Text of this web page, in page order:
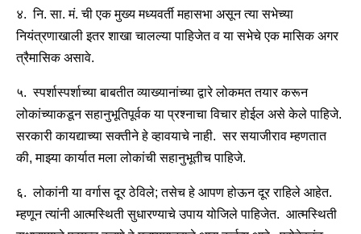
४. नि. सा. मं. ची एक मुख्य मध्यवर्ती महासभा असून त्या सभेच्या
नियंत्रणाखाली इतर शाखा चालल्या पाहिजेत व या सभेचे एक मासिक अगर
त्रैमासिक असावे.
५. स्पर्शास्पर्शाच्या बाबतीत व्याख्यानांच्या द्वारे लोकमत तयार करून
लोकांच्याकडून सहानुभूतिपूर्वक या प्रश्नाचा विचार होईल असे केले पाहिजे.
सरकारी कायद्याच्या सक्तीने हे व्हावयाचे नाही. सर सयाजीराव म्हणतात
की, माझ्या कार्यात मला लोकांची सहानुभूतीच पाहिजे.
६. लोकांनी या वर्गास दूर ठेविले; तसेच हे आपण होऊन दूर राहिले आहेत.
म्हणून त्यांनी आत्मस्थिती सुधारण्याचे उपाय योजिले पाहिजेत. आत्मस्थिती